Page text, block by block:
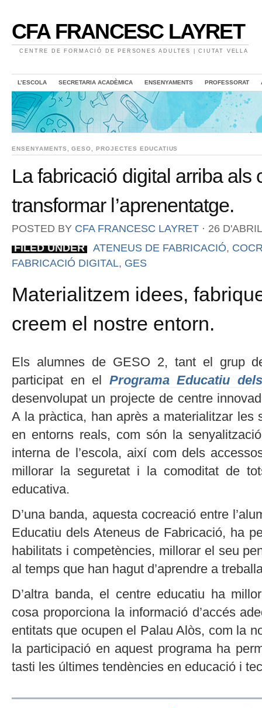
CFA FRANCESC LAYRET
CENTRE DE FORMACIÓ DE PERSONES ADULTES | CIUTAT VELLA
L’ESCOLA SECRETARIA ACADÈMICA ENSENYAMENTS PROFESSORAT
ENSENYAMENTS ,GESO ,PROJECTES EDUCATIUS
La fabricació digital arriba als
transformar l’aprenentatge.
POSTED BY CFA FRANCESC LAYRET ⋅ 26
FILED UNDER
ATENEUS DE FABRICACIÓ,
FABRICACIÓ DIGITAL, GES
Materialitzem idees,
creem el nostre entorn.
Els alumnes de GESO 2, tant el grup
participat en el Programa Educatiu
desenvolupat un projecte de centre
A la pràctica, han après a materialitzar les
en entorns reals, com són la
interna de l’escola, així com dels
millorar la seguretat i la comoditat de
educativa.
D’una banda, aquesta cocreació entre
Educatiu dels Ateneus de Fabricació, ha
habilitats i competències, millorar el seu
al temps que han hagut d’aprendre a
D’altra banda, el centre educatiu ha
cosa proporciona la informació d’accés
entitats que ocupen el Palau Alòs, com la
la participació en aquest programa ha
tasti les últimes tendències en educació i